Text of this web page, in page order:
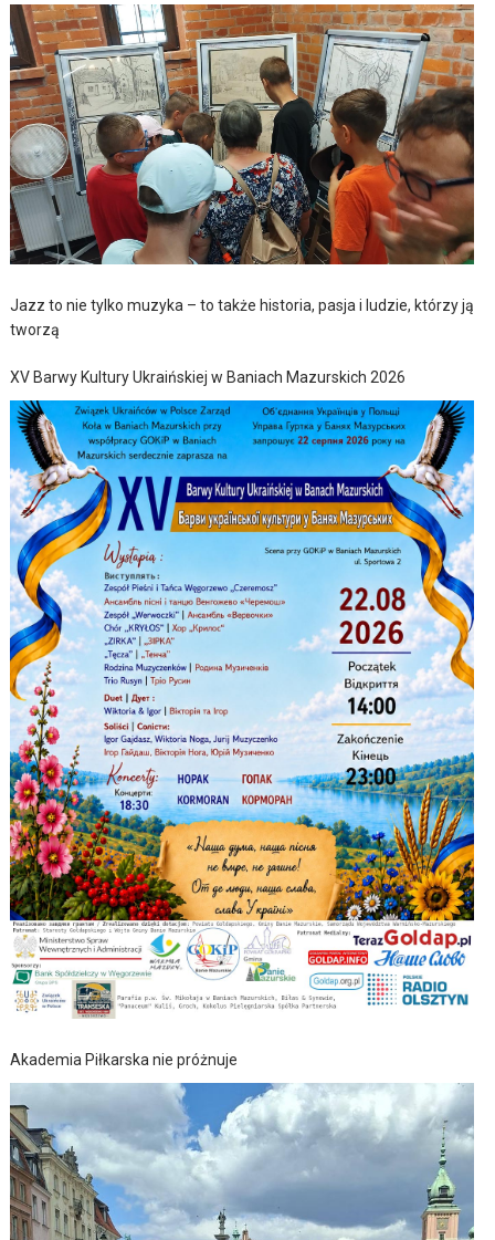
Jazz to nie tylko muzyka – to także historia, pasja i ludzie, którzy ją
tworzą
XV Barwy Kultury Ukraińskiej w Baniach Mazurskich 2026
Akademia Piłkarska nie próżnuje